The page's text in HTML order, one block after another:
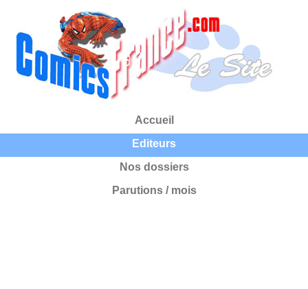
Accueil
Editeurs
Nos dossiers
Parutions / mois